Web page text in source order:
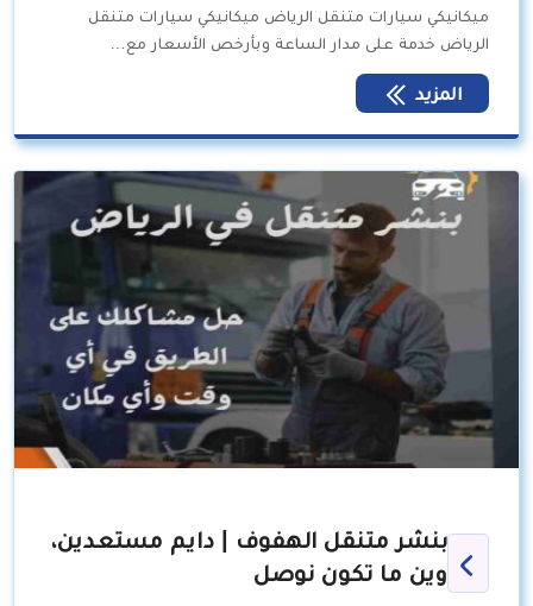
ميكانيكي سيارات متنقل الرياض ميكانيكي سيارات متنقل
الرياض خدمة على مدار الساعة وبأرخص الأسعار مع…
المزيد
بنشر متنقل الهفوف | دايم مستعدين،
وين ما تكون نوصل